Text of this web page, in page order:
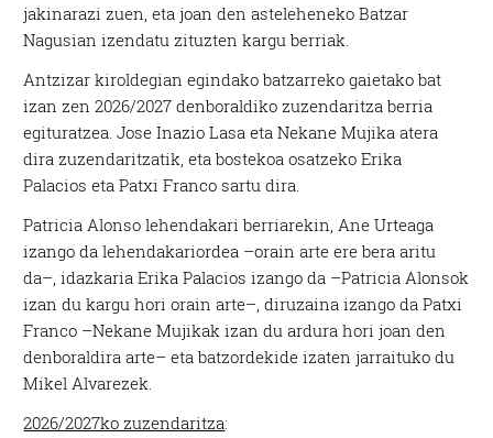
jakinarazi zuen, eta joan den asteleheneko Batzar
Nagusian izendatu zituzten kargu berriak.
Antzizar kiroldegian egindako batzarreko gaietako bat
izan zen 2026/2027 denboraldiko zuzendaritza berria
egituratzea. Jose Inazio Lasa eta Nekane Mujika atera
dira zuzendaritzatik, eta bostekoa osatzeko Erika
Palacios eta Patxi Franco sartu dira.
Patricia Alonso lehendakari berriarekin, Ane Urteaga
izango da lehendakariordea –orain arte ere bera aritu
da–, idazkaria Erika Palacios izango da –Patricia Alonsok
izan du kargu hori orain arte–, diruzaina izango da Patxi
Franco –Nekane Mujikak izan du ardura hori joan den
denboraldira arte– eta batzordekide izaten jarraituko du
Mikel Alvarezek.
2026/2027ko zuzendaritza: